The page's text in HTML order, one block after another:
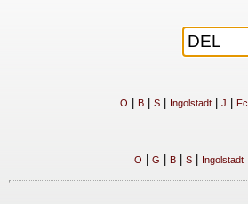
O B| S| Ingolstadt| J Fc
O G B| S| Ingolstadt|